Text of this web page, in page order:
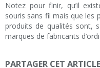
Notez pour finir, qu’il
souris sans fil mais que les
produits de qualités sont,
marques de fabricants
PARTAGER CET ARTICLE